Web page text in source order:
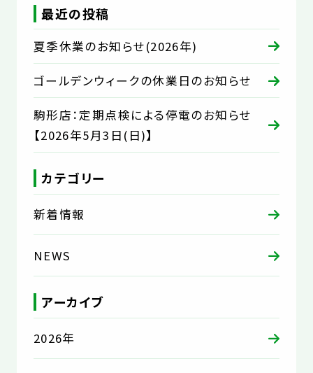
最近の投稿
夏季休業のお知らせ(2026年)
ゴールデンウィークの休業日のお知らせ
駒形店：定期点検による停電のお知らせ
【2026年5月3日(日)】
カテゴリー
新着情報
NEWS
アーカイブ
2026年